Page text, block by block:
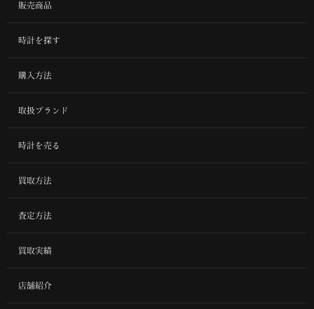
販売商品
時計を探す
購入方法
取扱ブランド
時計を売る
買取方法
査定方法
買取実績
店舗紹介